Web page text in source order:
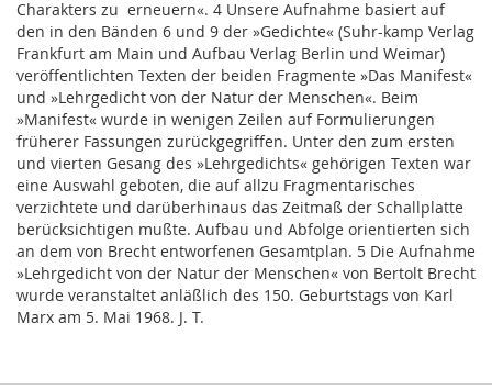
Charakters zu erneuern«. 4 Unsere Aufnahme basiert auf
den in den Bänden 6 und 9 der »Gedichte« (Suhr-kamp Verlag
Frankfurt am Main und Aufbau Verlag Berlin und Weimar)
veröffentlichten Texten der beiden Fragmente »Das Manifest«
und »Lehrgedicht von der Natur der Menschen«. Beim
»Manifest« wurde in wenigen Zeilen auf Formulierungen
früherer Fassungen zurückgegriffen. Unter den zum ersten
und vierten Gesang des »Lehrgedichts« gehörigen Texten war
eine Auswahl geboten, die auf allzu Fragmentarisches
verzichtete und darüberhinaus das Zeitmaß der Schallplatte
berücksichtigen mußte. Aufbau und Abfolge orientierten sich
an dem von Brecht entworfenen Gesamtplan. 5 Die Aufnahme
»Lehrgedicht von der Natur der Menschen« von Bertolt Brecht
wurde veranstaltet anläßlich des 150. Geburtstags von Karl
Marx am 5. Mai 1968. J. T.